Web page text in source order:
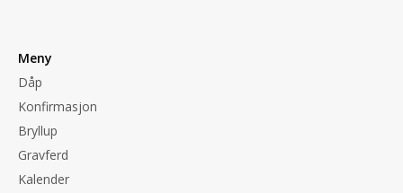
Meny
Dåp
Konfirmasjon
Bryllup
Gravferd
Kalender